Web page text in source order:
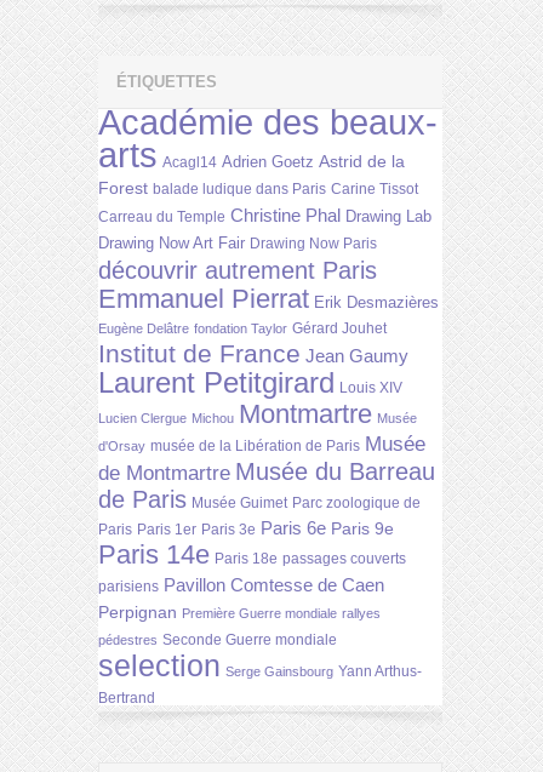
ÉTIQUETTES
Académie des beaux-
arts Acagl14 Adrien Goetz Astrid de la
Forest balade ludique dans Paris Carine Tissot
Carreau du Temple Christine Phal Drawing Lab
Drawing Now Art Fair Drawing Now Paris
découvrir autrement Paris
Emmanuel Pierrat Erik Desmazières
Eugène Delâtre fondation Taylor Gérard Jouhet
Institut de France Jean Gaumy
Laurent Petitgirard Louis XIV
Lucien Clergue Michou Montmartre Musée
d'Orsay musée de la Libération de Paris Musée
de Montmartre Musée du Barreau
de Paris Musée Guimet Parc zoologique de
Paris Paris 1er Paris 3e Paris 6e Paris 9e
Paris 14e Paris 18e passages couverts
parisiens Pavillon Comtesse de Caen
Perpignan Première Guerre mondiale rallyes
pédestres Seconde Guerre mondiale
selection Serge Gainsbourg Yann Arthus-
Bertrand